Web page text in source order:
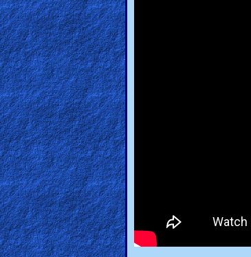
Bible
Movies
🎞
Gospel
Videos
🎞
Godly
Movies
🎞